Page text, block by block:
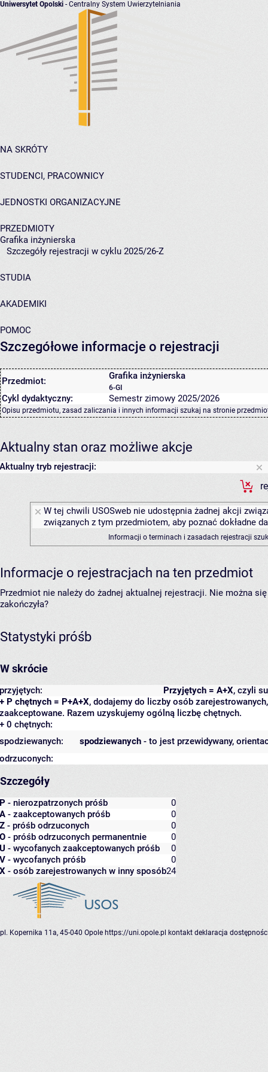
Uniwersytet Opolski - Centralny System Uwierzytelniania
NA SKRÓTY
STUDENCI, PRACOWNICY
JEDNOSTKI ORGANIZACYJNE
PRZEDMIOTY
Grafika inżynierska
Szczegóły rejestracji w cyklu 2025/26-Z
STUDIA
AKADEMIKI
POMOC
Szczegółowe informacje o rejestracji
Przedmiot: Grafika inżynierska
6-GI
Cykl dydaktyczny: Semestr zimowy 2025/2026
Opisu przedmiotu, zasad zaliczania i innych informacji szukaj na stronie
Aktualny stan oraz możliwe akcje
Aktualny tryb rejestracji:
W tej chwili USOSweb nie udostępnia żadnej akcji
związanych z tym przedmiotem, aby poznać dokładne
Informacji o terminach i zasadach rejestracji
Informacje o rejestracjach na ten przedmiot
Przedmiot nie należy do żadnej aktualnej rejestracji. Nie można
zakończyła?
Statystyki próśb
W skrócie
Przyjętych = A+X, czyli
przyjętych:
+ P chętnych = P+A+X, dodajemy do liczby osób
zaakceptowane. Razem uzyskujemy ogólną liczbę chętnych.
+ 0 chętnych:
spodziewanych - to jest przewidywany,
spodziewanych:
odrzuconych:
Szczegóły
P - nierozpatrzonych próśb
0
A - zaakceptowanych próśb
0
Z - próśb odrzuconych
0
O - próśb odrzuconych permanentnie
0
U - wycofanych zaakceptowanych próśb
0
V - wycofanych próśb
0
X - osób zarejestrowanych w inny sposób24
pl. Kopernika 11a, 45-040 Opole https://uni.opole.pl kontakt deklaracja